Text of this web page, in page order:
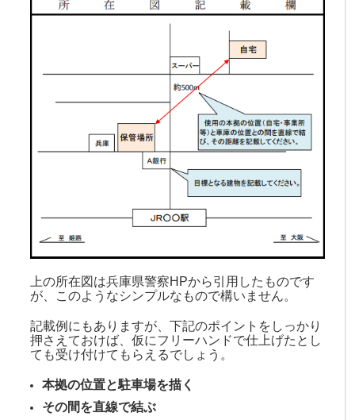
上の所在図は兵庫県警察HPから引用したものです
が、このようなシンプルなもので構いません。
記載例にもありますが、下記のポイントをしっかり
押さえておけば、仮にフリーハンドで仕上げたとし
ても受け付けてもらえるでしょう。
本拠の位置と駐車場を描く
その間を直線で結ぶ